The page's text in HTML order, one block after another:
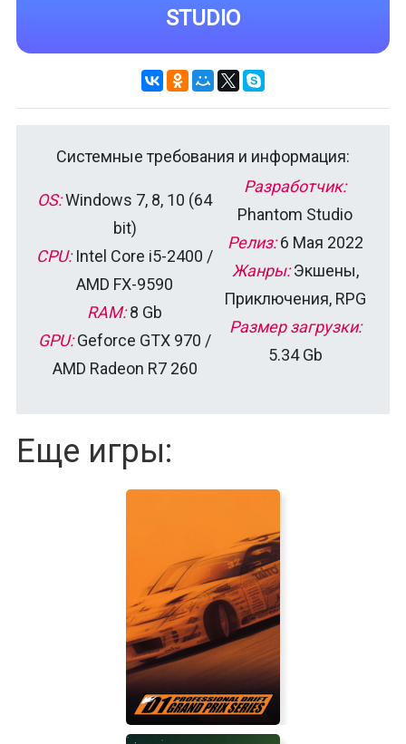
STUDIO
Системные требования и информация:
OS:Windows 7, 8, 10 (64
bit)
CPU:Intel Core i5-2400 /
AMD FX-9590
RAM:8 Gb
GPU:Geforce GTX 970 /
AMD Radeon R7 260
Разработчик:
Phantom Studio
Релиз:6 Мая 2022
Жанры:Экшены,
Приключения, RPG
Размер загрузки:
5.34 Gb
Еще игры: